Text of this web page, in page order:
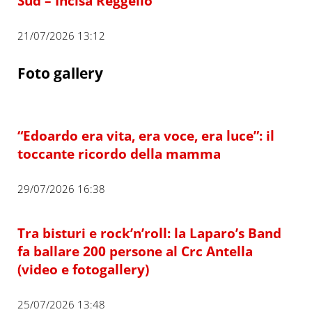
21/07/2026 13:12
Foto gallery
“Edoardo era vita, era voce, era luce”: il
toccante ricordo della mamma
29/07/2026 16:38
Tra bisturi e rock’n’roll: la Laparo’s Band
fa ballare 200 persone al Crc Antella
(video e fotogallery)
25/07/2026 13:48